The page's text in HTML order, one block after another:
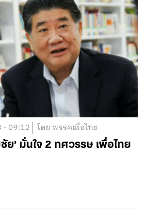
- 09:12 โดย พรรคเพื่อไทย
ย’ มั่นใจ 2 ทศวรรษ เพื่อไทย